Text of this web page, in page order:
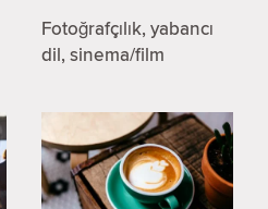
Fotoğrafçılık, yabancı
dil, sinema/film